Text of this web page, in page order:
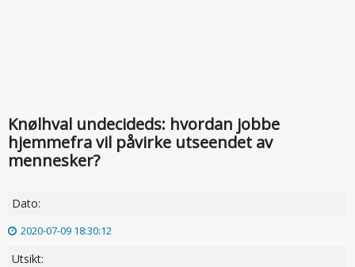
Knølhval undecideds: hvordan jobbe
hjemmefra vil påvirke utseendet av
mennesker?
Dato:
2020-07-09 18:30:12
Utsikt: